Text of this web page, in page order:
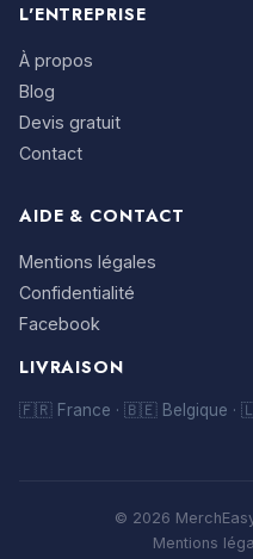
L'ENTREPRISE
À propos
Blog
Devis gratuit
Contact
AIDE & CONTACT
Mentions légales
Confidentialité
Facebook
LIVRAISON
🇫🇷 France · 🇧🇪 Belgique ·
© 2026
Mentions